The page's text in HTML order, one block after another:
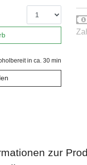
in ca. 30 min
zur